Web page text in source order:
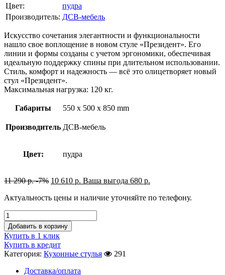
Цвет:
пудра
Производитель: ДСВ-мебель
Искусство сочетания элегантности и функциональности
нашло свое воплощение в новом стуле «Президент». Его
линии и формы созданы с учетом эргономики, обеспечивая
идеальную поддержку спины при длительном использовании.
Стиль, комфорт и надежность — всё это олицетворяет новый
стул «Президент».
Максимальная нагрузка: 120 кг.
Габариты 550 x 500 x 850 mm
Производитель ДСВ-мебель
Цвет: пудра
11 290р. -7% 10 610 р. Ваша выгода 680 р.
Актуальность цены и наличие уточняйте по телефону.
Добавить в корзину
Купить в 1 клик
Купить в кредит
Категория: Кухонные стулья
291
Доставка/оплата